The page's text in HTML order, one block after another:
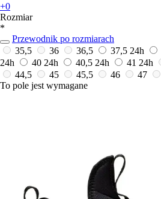
+0
Rozmiar
*
Przewodnik po rozmiarach
35,5
36 36,5 37,5 24h
24h
40 24h 40,5 24h 41 24h
44,5
45 45,5 46 47
To pole jest wymagane